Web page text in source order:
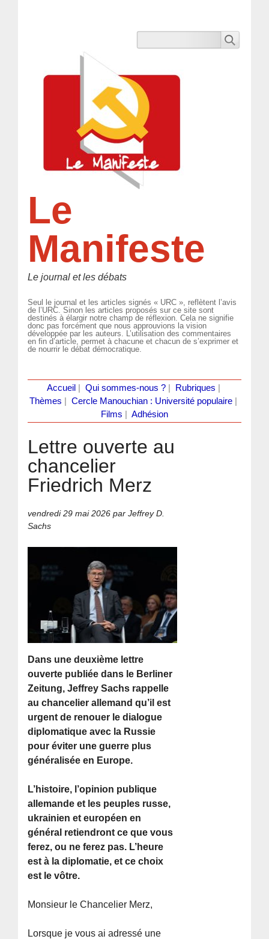
Le
Manifeste
Le journal et les débats
Seul le journal et les articles signés « URC », reflètent l’avis
de l’URC. Sinon les articles proposés sur ce site sont
destinés à élargir notre champ de réflexion. Cela ne signifie
donc pas forcément que nous approuvions la vision
développée par les auteurs. L’utilisation des commentaires
en fin d’article, permet à chacune et chacun de s’exprimer et
de nourrir le débat démocratique.
Accueil Qui sommes-nous ?| Rubriques
Thèmes
Cercle Manouchian : Université populaire
Films
Adhésion
Lettre ouverte au
chancelier
Friedrich Merz
vendredi 29 mai 2026 par Jeffrey D.
Sachs
Dans une deuxième lettre
ouverte publiée dans le Berliner
Zeitung, Jeffrey Sachs rappelle
au chancelier allemand qu’il est
urgent de renouer le dialogue
diplomatique avec la Russie
pour éviter une guerre plus
généralisée en Europe.
L’histoire, l’opinion publique
allemande et les peuples russe,
ukrainien et européen en
général retiendront ce que vous
ferez, ou ne ferez pas. L’heure
est à la diplomatie, et ce choix
est le vôtre.
Monsieur le Chancelier Merz,
Lorsque je vous ai adressé une